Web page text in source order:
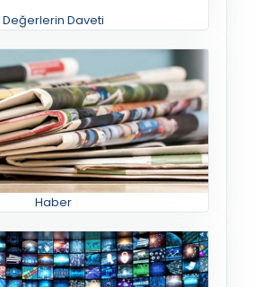
Değerlerin Daveti
Haber